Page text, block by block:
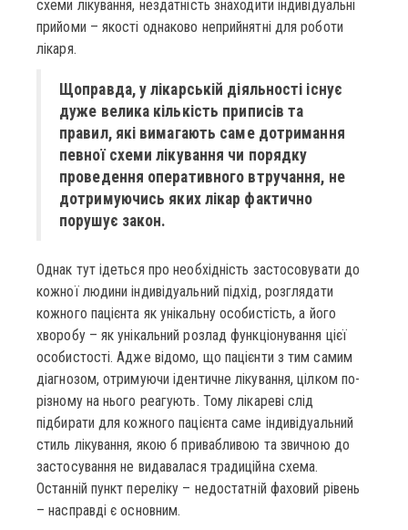
схеми лікування, нездатність знаходити індивідуальні
прийоми – якості однаково неприйнятні для роботи
лікаря.
Щоправда, у лікарській діяльності існує
дуже велика кількість приписів та
правил, які вимагають саме дотримання
певної схеми лікування чи порядку
проведення оперативного втручання, не
дотримуючись яких лікар фактично
порушує закон.
Однак тут ідеться про необхідність застосовувати до
кожної людини індивідуальний підхід, розглядати
кожного пацієнта як унікальну особистість, а його
хворобу – як унікальний розлад функціонування цієї
особистості. Адже відомо, що пацієнти з тим самим
діагнозом, отримуючи ідентичне лікування, цілком по-
різному на нього реагують. Тому лікареві слід
підбирати для кожного пацієнта саме індивідуальний
стиль лікування, якою б привабливою та звичною до
застосування не видавалася традиційна схема.
Останній пункт переліку – недостатній фаховий рівень
– насправді є основним.